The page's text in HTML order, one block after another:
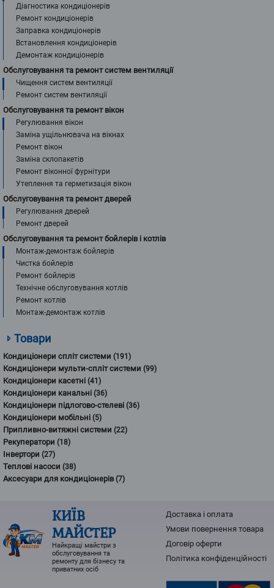
Діагностика кондиціонерів
Ремонт кондиціонерів
Заправка кондиціонерів
Встановлення кондиціонерів
Демонтаж кондиціонерів
Обслуговування та ремонт систем вентиляції
Чищення систем вентиляції
Ремонт систем вентиляції
Обслуговування та ремонт вікон
Регулювання вікон
Заміна ущільнювача на вікнах
Ремонт вікон
Заміна склопакетів
Ремонт віконної фурнітури
Утеплення та герметизація вікон
Обслуговування та ремонт дверей
Регулювання дверей
Ремонт дверей
Обслуговування та ремонт бойлерів і котлів
Монтаж-демонтаж бойлерів
Чистка бойлерів
Ремонт бойлерів
Технічне обслуговування котлів
Ремонт котлів
Монтаж-демонтаж котлів
Товари
Кондиціонери спліт системи (191)
Кондиціонери мульти-спліт системи (99)
Кондиціонери касетні (41)
Кондиціонери канальні (36)
Кондиціонери підлогово-стелеві (36)
Кондиціонери мобільні (5)
Припливно-витяжні системи (22)
Рекуператори (18)
Інвертори (27)
Теплові насоси (38)
Аксесуари для кондиціонерів(7)
КИЇВ
МАЙСТЕР
Найкращі майстри з
обслуговування та
ремонту для бізнесу та
приватних осіб
Доставка і оплата
Умови повернення товарa
Договір оферти
Політика конфіденційності